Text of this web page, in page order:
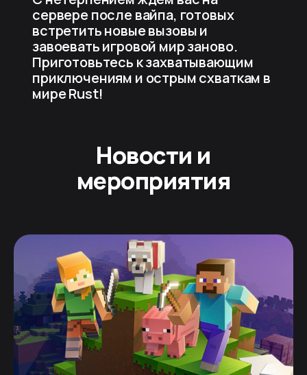
сервере после вайпа, готовых
встретить новые вызовы и
завоевать игровой мир заново.
Приготовьтесь к захватывающим
приключениям и острым схваткам в
мире Rust!
Новости и
мероприятия